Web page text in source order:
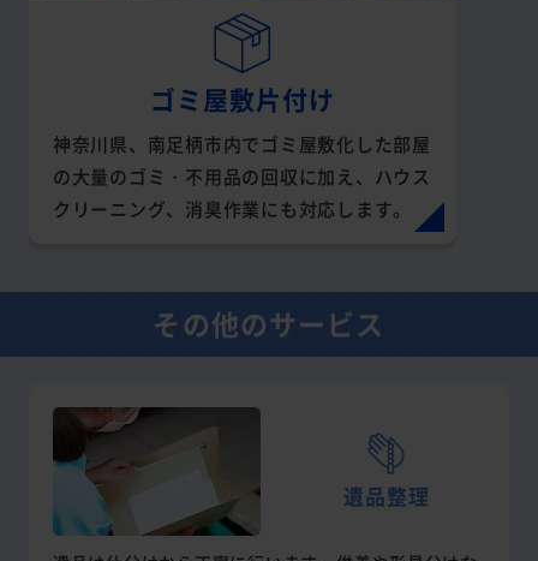
ゴミ屋敷片付け
神奈川県、南足柄市内でゴミ屋敷化した部屋
の大量のゴミ・不用品の回収に加え、ハウス
クリーニング、消臭作業にも対応します。
その他のサービス
遺品整理